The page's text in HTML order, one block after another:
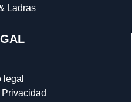
Ladras
legal